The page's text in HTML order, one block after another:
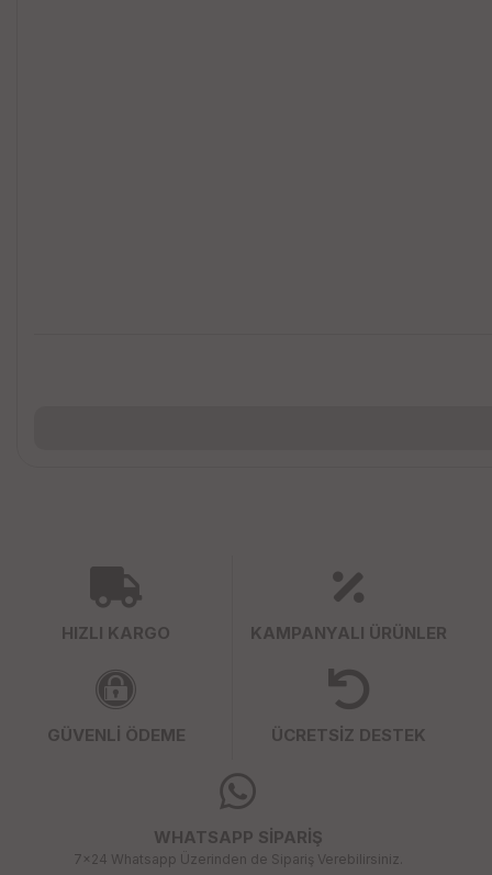
HIZLI KARGO KAMPANYALI ÜRÜNLER
GÜVENLİ ÖDEME ÜCRETSİZ DESTEK
WHATSAPP SİPARİŞ
7x24 Whatsapp Üzerinden de Sipariş Verebilirsiniz.